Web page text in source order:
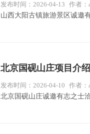
发布时间：2026-04-13 作者：
山西大阳古镇旅游景区诚邀
北京国砚山庄项目介绍
发布时间：2026-04-10 作者：
北京国砚山庄诚邀有志之士